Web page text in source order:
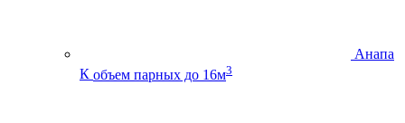
Анапа
К объем парных до 16м3